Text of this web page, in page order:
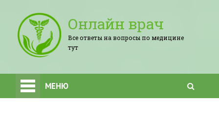
Онлайн врач
Все ответы на вопросы по медицине
тут
МЕНЮ